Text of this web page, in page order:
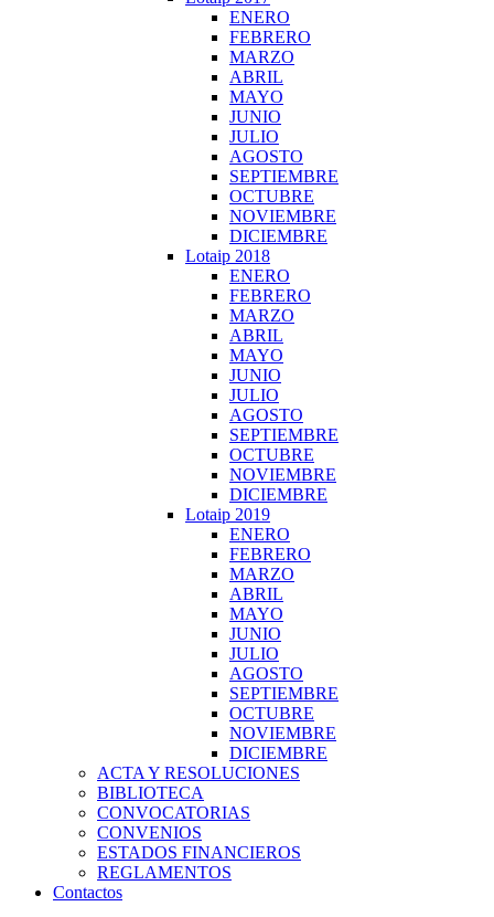
ENERO
FEBRERO
MARZO
ABRIL
MAYO
JUNIO
JULIO
AGOSTO
SEPTIEMBRE
OCTUBRE
NOVIEMBRE
DICIEMBRE
Lotaip 2018
ENERO
FEBRERO
MARZO
ABRIL
MAYO
JUNIO
JULIO
AGOSTO
SEPTIEMBRE
OCTUBRE
NOVIEMBRE
DICIEMBRE
Lotaip 2019
ENERO
FEBRERO
MARZO
ABRIL
MAYO
JUNIO
JULIO
AGOSTO
SEPTIEMBRE
OCTUBRE
NOVIEMBRE
DICIEMBRE
ACTA Y RESOLUCIONES
BIBLIOTECA
CONVOCATORIAS
CONVENIOS
ESTADOS FINANCIEROS
REGLAMENTOS
Contactos